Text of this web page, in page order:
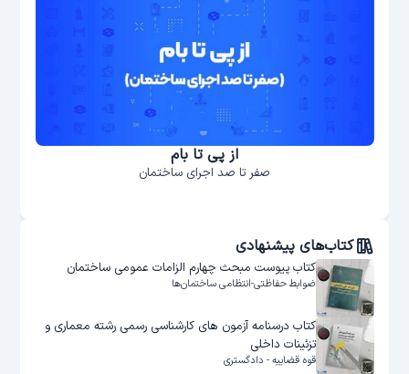
وبینار طراحی سازه‌های مقاوم در
کتاب‌های پیشنهادی
کتاب پیوست مبحث چهارم الزامات عمومی ساختمان
ضوابط حفاظتی-انتظامی ساختمان‌ها
کتاب درسنامه آزمون های کارشناسی رسمی رشته معماری و
تزئینات داخلی
قوه قضاییه - دادگستری